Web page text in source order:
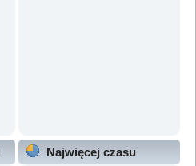
Najwięcej czasu